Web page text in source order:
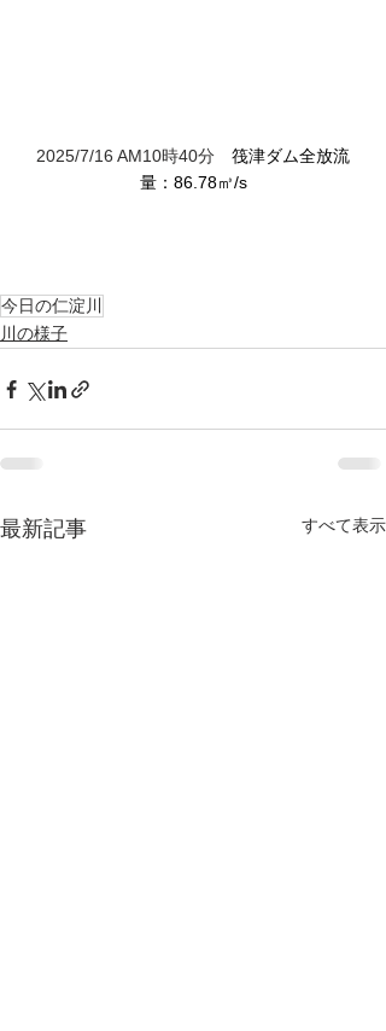
2025/7/16 AM10時40分 筏津ダム全放流
量：86.78㎥/s
今日の仁淀川
川の様子
最新記事 すべて表示